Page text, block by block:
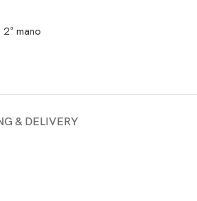
mano
& DELIVERY